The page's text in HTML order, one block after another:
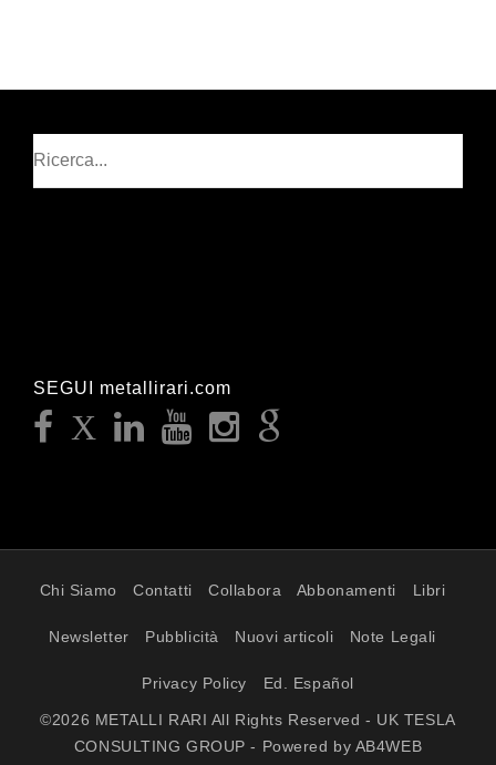
SEGUI metallirari.com
Chi Siamo Contatti Collabora Abbonamenti Libri
Newsletter Pubblicità Nuovi articoli Note Legali
Privacy Policy Ed. Español
©2026 METALLI RARI All Rights Reserved - UK TESLA
CONSULTING GROUP - Powered by AB4WEB